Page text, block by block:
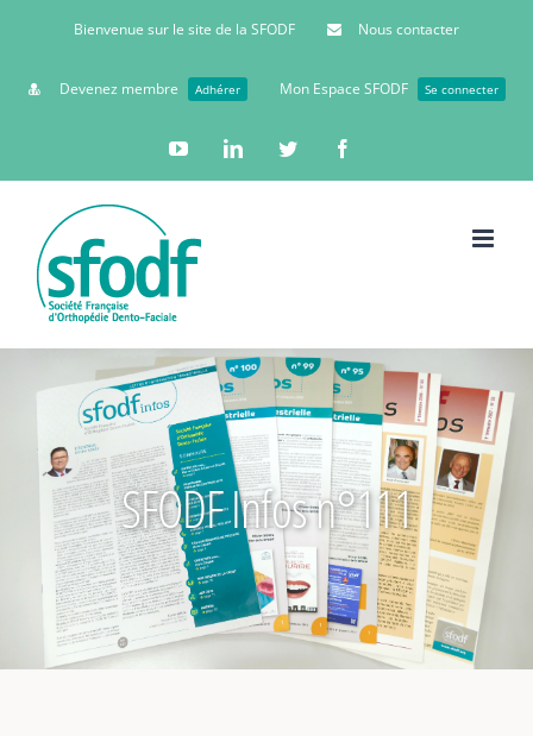
Bienvenue sur le site de la SFODF Nous contacter
Devenez membre Adhérer Mon Espace SFODF Se connecter
YouTubeLinkedinTwitter
SFODF Infos n°111